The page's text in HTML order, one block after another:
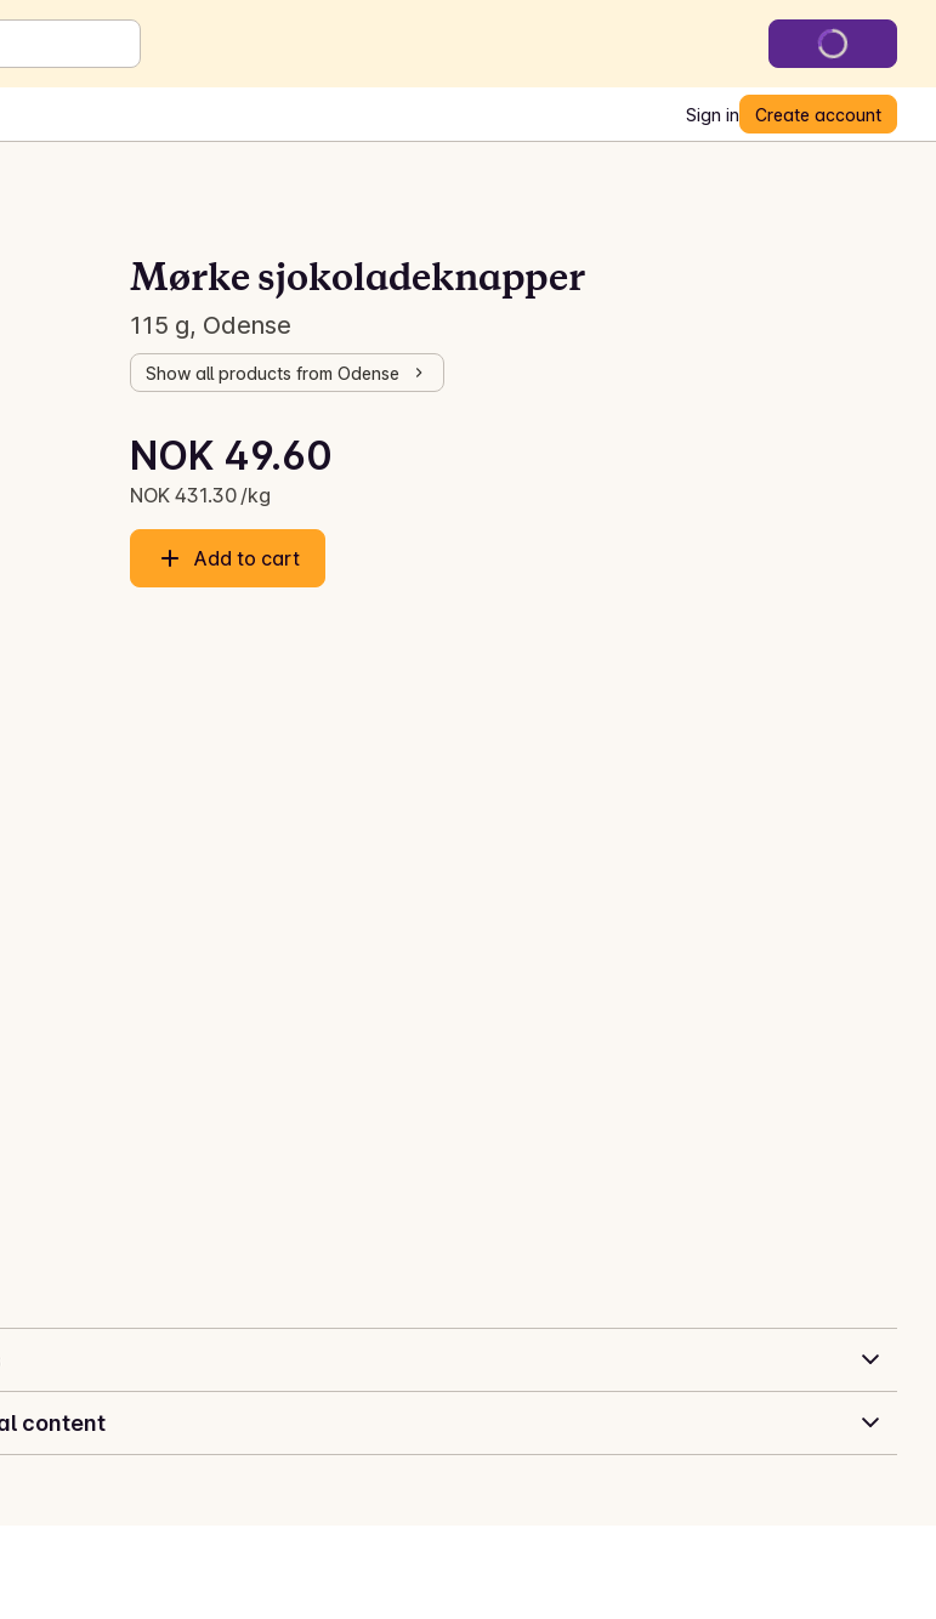
Sign in Create account
Mørke sjokoladeknapper
115 g, Odense
Show all products from Odense
Current price is: NOK 49.60
NOK 49.60
NOK 431.30 /kg
Unit price: NOK 431.30 /kg
Add to cart
content